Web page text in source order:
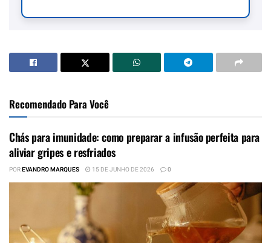
Recomendado Para Você
Chás para imunidade: como preparar a infusão perfeita para
aliviar gripes e resfriados
POREVANDRO MARQUES 15 DE JUNHO DE 2026 0